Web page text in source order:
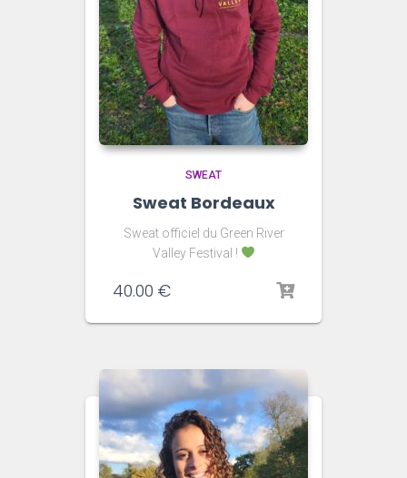
SWEAT
Sweat Bordeaux
Sweat officiel du Green River
Valley Festival !
40.00 €